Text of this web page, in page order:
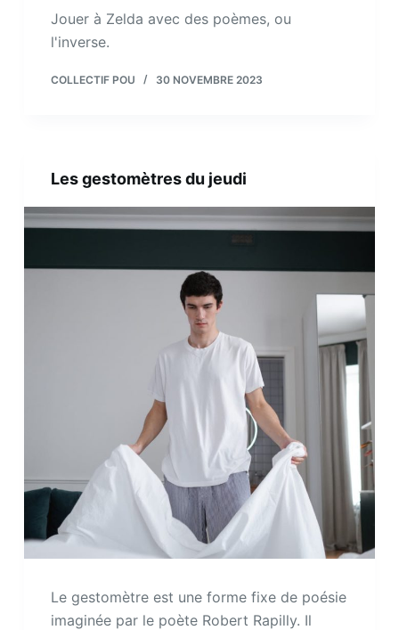
Jouer à Zelda avec des poèmes, ou
l'inverse.
COLLECTIF POU 30 NOVEMBRE 2023
Les gestomètres du jeudi
Le gestomètre est une forme fixe de poésie
imaginée par le poète Robert Rapilly. Il